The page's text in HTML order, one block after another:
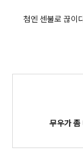
첨엔 센불로 끊이
무우가 좀